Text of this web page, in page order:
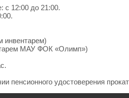
с 12:00 до 21:00.
инвентарем)
МАУ ФОК «Олимп»)
пенсионного удостоверения